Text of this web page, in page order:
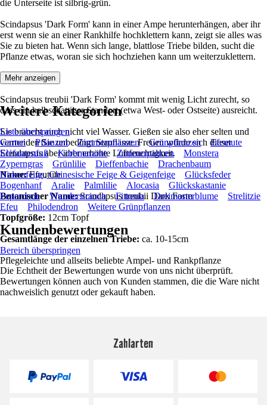
die Unterseite ist silbrig-grün.
Scindapsus 'Dark Form' kann in einer Ampe herunterhängen, aber ihr
erst wenn sie an einer Rankhilfe hochklettern kann, zeigt sie alles was
Sie zu bieten hat. Wenn sich lange, blattlose Triebe bilden, sucht die
Pflanze etwas, woran sie sich hochziehen kann um weiterzuklettern.
Scindapsus treubii 'Dark Form' kommt mit wenig Licht zurecht, so
dass ein halbschattiger Standort (etwa West- oder Ostseite) ausreicht.
Sie braucht auch nicht viel Wasser. Gießen sie also eher selten und
vermeiden Sie unbedingt Staunässe. Freuen würde sich dieser
Scindapsus aber über erhöhte Luftfeuchtigkeit.
Name:Efeutute
Botanischer Name:Scindapsus treubii Dark Form
Topfgröße: 12cm Topf
Gesamtlänge der einzelnen Triebe: ca. 10-15cm
Pflegeleichte und allseits beliebte Ampel- und Rankpflanze
Mehr anzeigen
Weitere Kategorien
Liste überspringen
Garten
Pflanzen Zimmerpflanzen Grünpflanzen
Efeutute
Elefantenfuß
Korbmarante Zimmerpalmen
Monstera
Zyperngras
Grünlilie Dieffenbachie
Drachenbaum
Birkenfeige, Chinesische Feige & Geigenfeige
Glücksfeder
Bogenhanf
Aralie Palmlilie Alocasia
Glückskastanie
Peperomie
Wunderstrauch Fittonia Dreimasterblume
Strelitzie
Efeu
Philodendron Weitere Grünpflanzen
Kundenbewertungen
Bereich überspringen
Die Echtheit der Bewertungen wurde von uns nicht überprüft.
Bewertungen können auch von Kunden stammen, die die Ware nicht
nachweislich genutzt oder gekauft haben.
Zahlarten